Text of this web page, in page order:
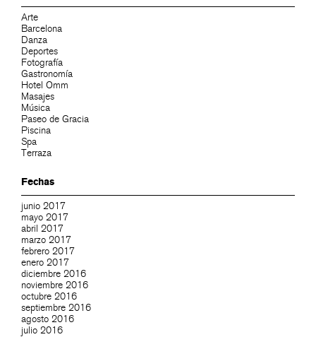
Arte
Barcelona
Danza
Deportes
Fotografía
Gastronomía
Hotel Omm
Masajes
Música
Paseo de Gracia
Piscina
Spa
Terraza
Fechas
junio 2017
mayo 2017
abril 2017
marzo 2017
febrero 2017
enero 2017
diciembre 2016
noviembre 2016
octubre 2016
septiembre 2016
agosto 2016
julio 2016